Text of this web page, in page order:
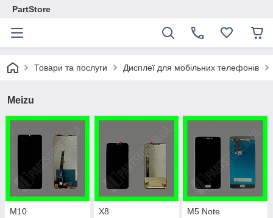
PartStore
Товари та послуги Дисплеї для мобільних телефонів
Meizu
M10 X8 M5 Note